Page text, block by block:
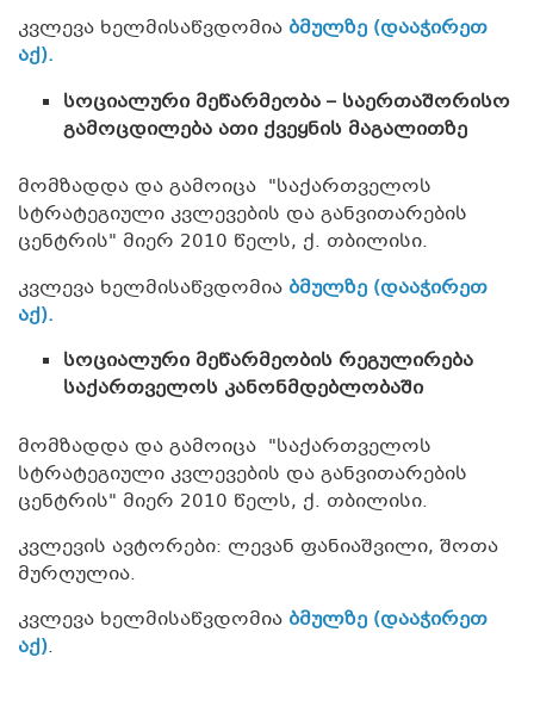
კვლევა ხელმისაწვდომია ბმულზე (დააჭირეთ
აქ).
სოციალური მეწარმეობა – საერთაშორისო
გამოცდილება ათი ქვეყნის მაგალითზე
მომზადდა და გამოიცა "საქართველოს
სტრატეგიული კვლევების და განვითარების
ცენტრის" მიერ 2010 წელს, ქ. თბილისი.
კვლევა ხელმისაწვდომია ბმულზე (დააჭირეთ
აქ).
სოციალური მეწარმეობის რეგულირება
საქართველოს კანონმდებლობაში
მომზადდა და გამოიცა "საქართველოს
სტრატეგიული კვლევების და განვითარების
ცენტრის" მიერ 2010 წელს, ქ. თბილისი.
კვლევის ავტორები: ლევან ფანიაშვილი, შოთა
მურღულია.
კვლევა ხელმისაწვდომია ბმულზე (დააჭირეთ
აქ).